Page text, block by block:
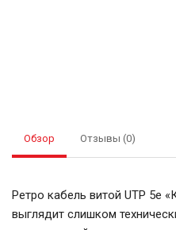
Обзор Отзывы (0)
Ретро кабель витой UTP 5e
выглядит слишком